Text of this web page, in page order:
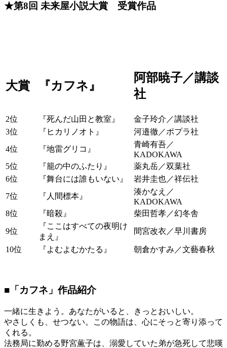
★第8回 未来屋小説大賞 受賞作品
大賞 『カフネ』
阿部暁子／講談
社
2位 『死んだ山田と教室』
金子玲介／講談社
3位
『ヒカリノオト』
河邉徹／ポプラ社
4位
『地雷グリコ』
青崎有吾／
KADOKAWA
5位
『籠の中のふたり』
薬丸岳／双葉社
6位
『舞台には誰もいない』
岩井圭也／祥伝社
7位
『人間標本』
湊かなえ／
KADOKAWA
8位
『暗殺』 柴田哲孝／幻冬舎
9位
『ここはすべての夜明け
まえ』
間宮改衣／早川書房
10位 『よむよむかたる』 朝倉かすみ／文藝春秋
■「カフネ」作品紹介
一緒に生きよう。あなたがいると、きっとおいしい。
やさしくも、せつない。この物語は、心にそっと寄り添って
くれる。
法務局に勤める野宮薫子は、溺愛していた弟が急死して悲嘆